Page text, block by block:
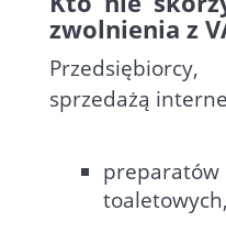
zwolnienia z
sprzedażą
toaletowych,